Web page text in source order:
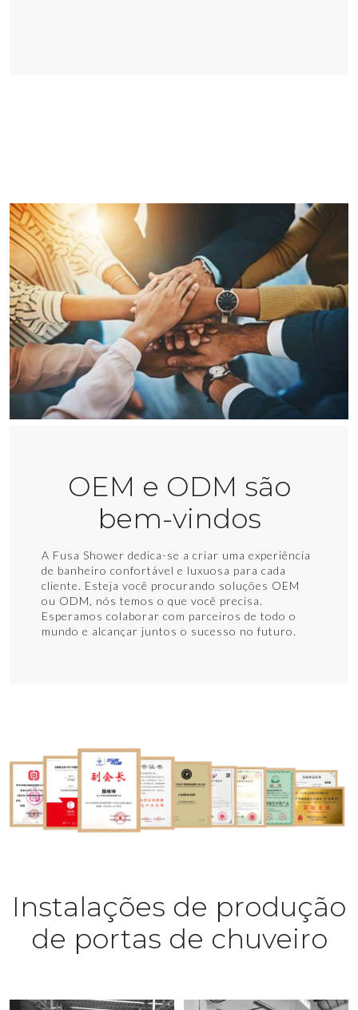
OEM e ODM são
bem-vindos
A Fusa Shower dedica-se a criar uma experiência
de banheiro confortável e luxuosa para cada
cliente. Esteja você procurando soluções OEM
ou ODM, nós temos o que você precisa.
Esperamos colaborar com parceiros de todo o
mundo e alcançar juntos o sucesso no futuro.
Instalações de produção
de portas de chuveiro